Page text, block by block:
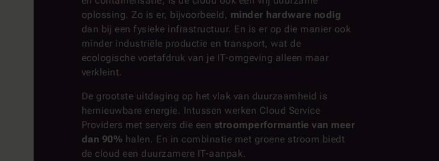
oplossing. Zo is er, bijvoorbeeld, minder hardware nodig
dan bij een fysieke infrastructuur. En is er op die manier ook
minder industriële productie en transport, wat de
ecologische voetafdruk van je IT-omgeving alleen maar
verkleint.
De grootste uitdaging op het vlak van duurzaamheid is
hernieuwbare energie. Intussen werken Cloud Service
Providers met servers die een stroomperformantie van meer
dan 90% halen. En in combinatie met groene stroom biedt
de cloud een duurzamere IT-aanpak.